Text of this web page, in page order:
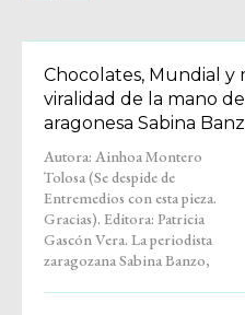
Chocolates, Mundial y
viralidad de la mano
aragonesa Sabina
Autora: Ainhoa Montero
Tolosa (Se despide de
Entremedios con esta pieza.
Gracias). Editora: Patricia
Gascón Vera. La periodista
zaragozana Sabina Banzo,
tras años como reportera de
televisión y locutora de spots
para grandes marcas,
comenzó su andadura en